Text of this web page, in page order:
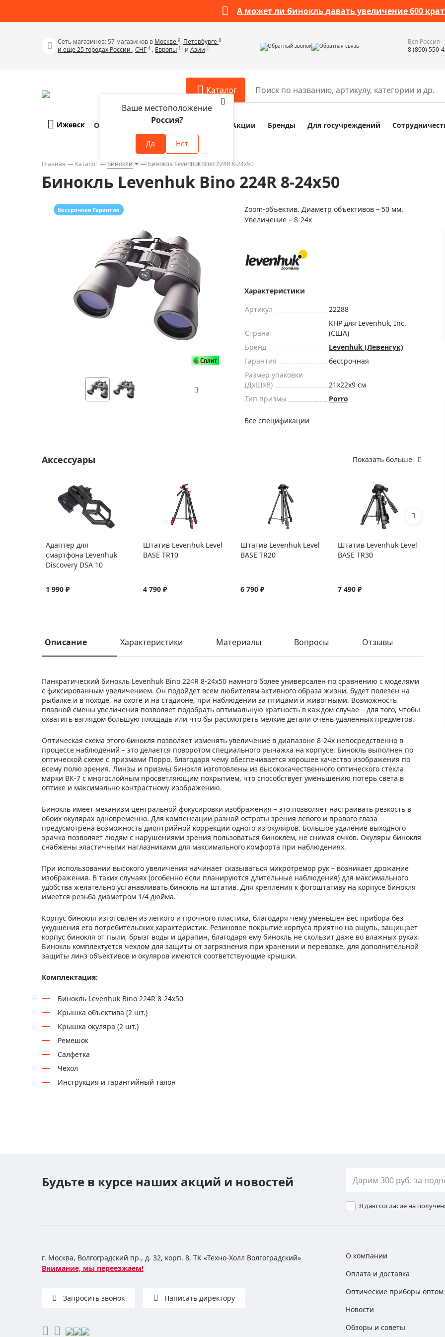
А может ли бинокль давать увеличение 600
Сеть магазинов: 57 магазинов в Москве 9, Петербурге 8
и еще 25 городах России ,СНГ 4 , Европы 11 и Азии 1 Обратный звонок Обратная связь
Вся Россия
8 (800) 550-
Каталог
Телескопы
Бинокли
Зрительные трубы
Лупы
Приборы ночного видения
Фотогаджеты
Метеостанции, барометры, часы
Подарки
Хиты продаж
Аксессуары для микроскопов
Аксессуары для зрительных труб
Аксессуары для луп
Аксессуары для приборов ночного
Распродажа
Распродажа оптики по специальным
ценам
Распродажа выставочных образцов
Разное
Глобусы
Фонари
Элементы питания, карты
Фотоловушки
Ижевск
Ваше местоположение
Россия?
Да Нет
О компании Оплата и доставка Акции Бренды Для госучреждений
Главная Каталог Бинокли Бинокль Levenhuk Bino 224R 8-24x50
Бинокль Levenhuk Bino 224R 8-24x50
Бессрочная Гарантия
Zoom-объектив. Диаметр объективов – 50 мм.
Увеличение – 8-24х
Характеристики
Артикул
22288
Страна
КНР для Levenhuk, Inc.
(США)
Бренд
Levenhuk (Левенгук)
Гарантия
бессрочная
Размер упаковки
(ДxШxВ)
21x22x9 см
Тип призмы
Porro
Все спецификации
Аксессуары Показать больше
Адаптер для
смартфона Levenhuk
Discovery DSA 10
1 990 ₽
Штатив Levenhuk Level
BASE TR10
4 790 ₽
Штатив Levenhuk Level
BASE TR20
6 790 ₽
Штатив Levenhuk Level
BASE TR30
7 490 ₽
Описание Характеристики Материалы Вопросы Отзывы
Панкратический бинокль Levenhuk Bino 224R 8-24x50 намного более универсален по сравнению с моделями
с фиксированным увеличением. Он подойдет всем любителям активного образа жизни, будет полезен на
рыбалке и в походе, на охоте и на стадионе, при наблюдении за птицами и животными. Возможность
плавной смены увеличения позволяет подобрать оптимальную кратность в каждом случае – для того, чтобы
охватить взглядом большую площадь или что бы рассмотреть мелкие детали очень удаленных предметов.
Оптическая схема этого бинокля позволяет изменять увеличение в диапазоне 8-24х непосредственно в
процессе наблюдений – это делается поворотом специального рычажка на корпусе. Бинокль выполнен по
оптической схеме с призмами Порро, благодаря чему обеспечивается хорошее качество изображения по
всему полю зрения. Линзы и призмы бинокля изготовлены из высококачественного оптического стекла
марки ВК-7 с многослойным просветляющим покрытием, что способствует уменьшению потерь света в
оптике и максимально контрастному изображению.
Бинокль имеет механизм центральной фокусировки изображения – это позволяет настраивать резкость в
обоих окулярах одновременно. Для компенсации разной остроты зрения левого и правого глаза
предусмотрена возможность диоптрийной коррекции одного из окуляров. Большое удаление выходного
зрачка позволяет людям с нарушениями зрения пользоваться биноклем, не снимая очков. Окуляры бинокля
снабжены эластичными наглазниками для максимального комфорта при наблюдениях.
При использовании высокого увеличения начинает сказываться микротремор рук – возникает дрожание
изображения. В таких случаях (особенно если планируются длительные наблюдения) для максимального
удобства желательно устанавливать бинокль на штатив. Для крепления к фотоштативу на корпусе бинокля
имеется резьба диаметром 1/4 дюйма.
Корпус бинокля изготовлен из легкого и прочного пластика, благодаря чему уменьшен вес прибора без
ухудшения его потребительских характеристик. Резиновое покрытие корпуса приятно на ощупь, защищает
корпус бинокля от пыли, брызг воды и царапин, благодаря ему бинокль не скользит даже во влажных руках.
Бинокль комплектуется чехлом для защиты от загрязнения при хранении и перевозке, для дополнительной
защиты линз объективов и окуляров имеются соответствующие крышки.
Комплектация:
Бинокль Levenhuk Bino 224R 8-24x50
Крышка объектива (2 шт.)
Крышка окуляра (2 шт.)
Ремешок
Салфетка
Чехол
Инструкция и гарантийный талон
Будьте в курсе наших акций и новостей
Я даю согласие на
г. Москва, Волгоградский пр., д. 32, корп. 8, ТК «Техно-Холл Волгоградский»
Внимание, мы переезжаем!
Запросить звонок Написать директору
О компании
Оплата и доставка
Оптические приборы оптом
Новости
Обзоры и советы